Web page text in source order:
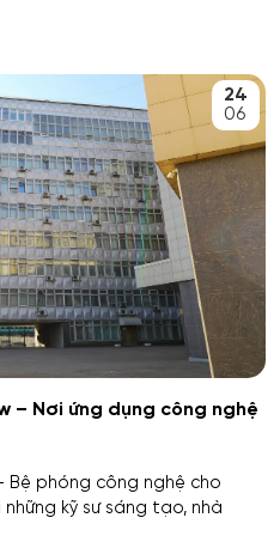
dầu và công nghệ sinh
công chứng
nghệ sinh học
thác gỗ
sản xuất
24
06
– Nơi ứng dụng công nghệ
Bệ phóng công nghệ cho
kỹ sư sáng tạo, nhà